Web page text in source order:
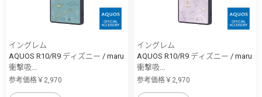
イングレム
AQUOS R10/R9 ディズニー / maru
衝撃吸...
参考価格￥2,970
イングレム
AQUOS R10/R9 ディズニー / maru
衝撃吸...
参考価格￥2,970